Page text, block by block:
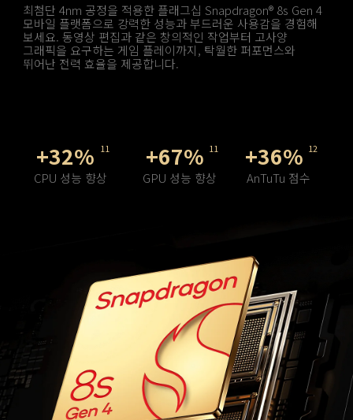
최첨단 4nm 공정을 적용한 플래그십 Snapdragon® 8s Gen 4
모바일 플랫폼으로 강력한 성능과 부드러운 사용감을 경험해
보세요. 동영상 편집과 같은 창의적인 작업부터 고사양
그래픽을 요구하는 게임 플레이까지, 탁월한 퍼포먼스와
뛰어난 전력 효율을 제공합니다.
+32% 11
CPU 성능 향상
+67% 11
GPU 성능 향상
+36% 12
AnTuTu 점수